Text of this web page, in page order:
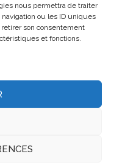
nous permettra de traiter
ou les ID uniques
son consentement
et fonctions.
ramoneur.. All